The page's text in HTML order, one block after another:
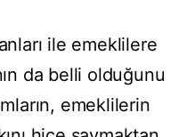
ile emeklilere
da belli olduğunu
emeklilerin